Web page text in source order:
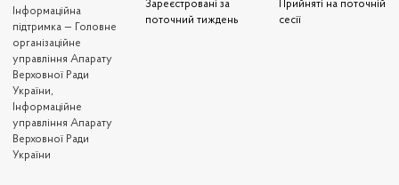
Iнформаційна
підтримка — Головне
організаційне
управління Апарату
Верховної Ради
України,
Інформаційне
управління Апарату
Верховної Ради
України
Зареєстровані за
поточний тиждень
Прийняті на поточній
сесії